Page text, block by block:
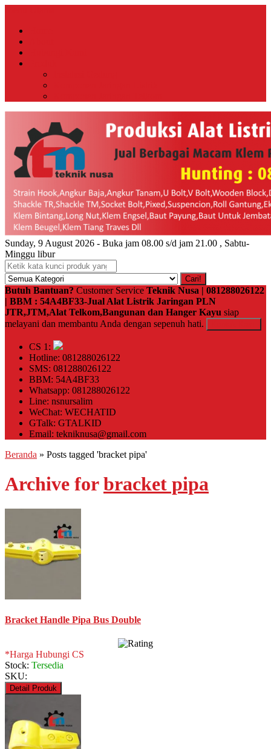
Sunday, 9 August 2026 - Buka jam 08.00 s/d jam 21.00 , Sabtu-
Minggu libur
Cari!
Butuh Bantuan? Customer Service Teknik Nusa | 081288026122
| BBM : 54A4BF33-Jual Alat Listrik Jaringan PLN
JTR,JTM,Alat Telkom,Bangunan dan Hanger Kayu siap
melayani dan membantu Anda dengan sepenuh hati.
CS 1:
Hotline: 081288026122
SMS: 081288026122
BBM: 54A4BF33
Whatsapp: 081288026122
Line: nsnursalim
WeChat: WECHATID
GTalk: GTALKID
Email: tekniknusa@gmail.com
Beranda » Posts tagged 'bracket pipa'
Archive forbracket pipa
Bracket Handle Pipa Bus Double
*Harga Hubungi CS
Stock: Tersedia
SKU:
Detail Produk